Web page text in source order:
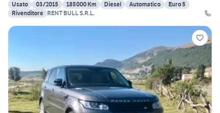
Usato
03/2015 185000 Km Diesel Automatico
Euro 5
Rivenditore RENT BULL S.R.L.